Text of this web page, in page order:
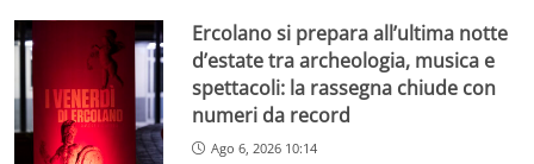
Ercolano si prepara all’ultima notte
d’estate tra archeologia, musica e
spettacoli: la rassegna chiude con
numeri da record
Ago 6, 2026 10:14